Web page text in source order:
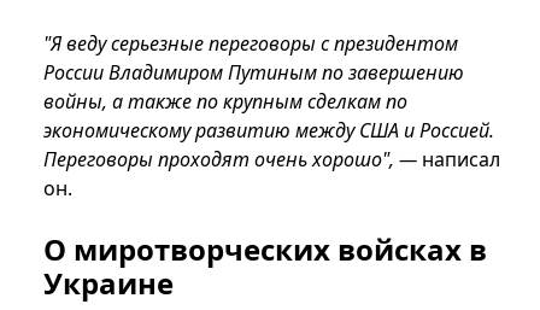
"Я веду серьезные переговоры с президентом
России Владимиром Путиным по завершению
войны, а также по крупным сделкам по
экономическому развитию между США и Россией.
Переговоры проходят очень хорошо", — написал
он.
О миротворческих войсках в
Украине